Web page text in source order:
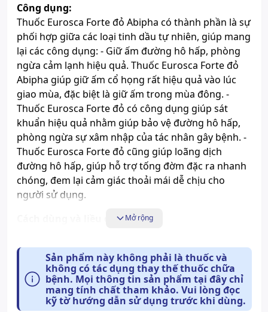
Công dụng:
Thuốc Eurosca Forte đỏ Abipha có thành phần là sự
phối hợp giữa các loại tinh dầu tự nhiên, giúp mang
lại các công dụng: - Giữ ấm đường hô hấp, phòng
ngừa cảm lạnh hiệu quả. Thuốc Eurosca Forte đỏ
Abipha giúp giữ ấm cổ họng rất hiệu quả vào lúc
giao mùa, đặc biệt là giữ ấm trong mùa đông. -
Thuốc Eurosca Forte đỏ có công dụng giúp sát
khuẩn hiệu quả nhằm giúp bảo vệ đường hô hấp,
phòng ngừa sự xâm nhập của tác nhân gây bệnh. -
Thuốc Eurosca Forte đỏ cũng giúp loãng dịch
đường hô hấp, giúp hỗ trợ tống đờm đặc ra nhanh
chóng, đem lại cảm giác thoải mái dễ chịu cho
người sử dụng.
Cách dùng và liều dùng:
2 lần/ ngày. - Trẻ em trên 30 tháng tuổi: Dùng 1 đến
2 viên/ lần, uống 2 lần/ ngày. Trong trường hợp trẻ
khó hay không thể nuốt, phụ huynh có thể mở viên
nang và lấy dịch bên trong viên nang cho trẻ uống.
Cách dùng: Dùng đường uống, nên uống nguyên
Mở rộng
Sản phẩm này không phải là thuốc và
không có tác dụng thay thế thuốc chữa
bệnh. Mọi thông tin sản phẩm tại đây chỉ
mang tính chất tham khảo. Vui lòng đọc
kỹ tờ hướng dẫn sử dụng trước khi dùng.